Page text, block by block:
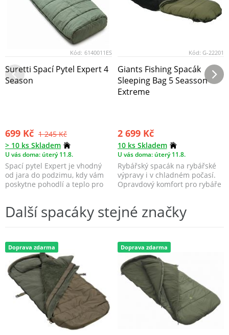
Kód: 6140011ES
Suretti Spací Pytel Expert 4
Season
699 Kč 1 245 Kč
> 10 ks Skladem
U vás doma: úterý 11.8.
Spací pytel Expert je vhodný
od jara do podzimu, kdy vám
poskytne pohodlí a teplo pro
Kód: G-22201
Giants Fishing Spacák
Sleeping Bag 5 Seasson
Extreme
2 699 Kč
10 ks Skladem
U vás doma: úterý 11.8.
Rybářský spacák na rybářské
výpravy i v chladném počasí.
Opravdový komfort pro rybáře
Další spacáky stejné značky
Doprava zdarma Doprava zdarma